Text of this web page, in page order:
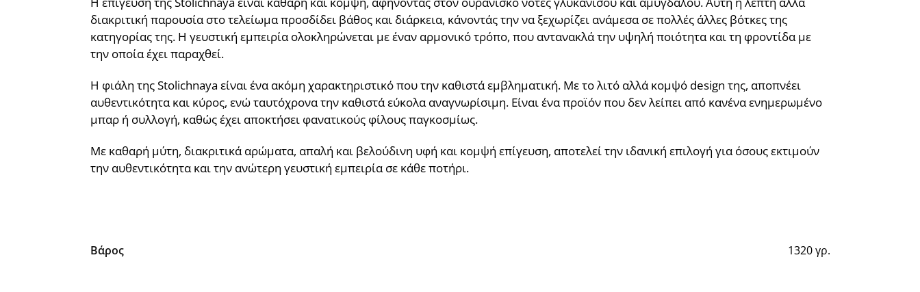
διακριτική παρουσία στο τελείωμα προσδίδει βάθος και διάρκεια, κάνοντάς την να ξεχωρίζει ανάμεσα σε πολλές άλλες βότκες της
κατηγορίας της. Η γευστική εμπειρία ολοκληρώνεται με έναν αρμονικό τρόπο, που αντανακλά την υψηλή ποιότητα και τη φροντίδα με
την οποία έχει παραχθεί.
Η φιάλη της Stolichnaya είναι ένα ακόμη χαρακτηριστικό που την καθιστά εμβληματική. Με το λιτό αλλά κομψό design της, αποπνέει
αυθεντικότητα και κύρος, ενώ ταυτόχρονα την καθιστά εύκολα αναγνωρίσιμη. Είναι ένα προϊόν που δεν λείπει από κανένα ενημερωμένο
μπαρ ή συλλογή, καθώς έχει αποκτήσει φανατικούς φίλους παγκοσμίως.
Με καθαρή μύτη, διακριτικά αρώματα, απαλή και βελούδινη υφή και κομψή επίγευση, αποτελεί την ιδανική επιλογή για όσους εκτιμούν
την αυθεντικότητα και την ανώτερη γευστική εμπειρία σε κάθε ποτήρι.
Βάρος 1320 γρ.